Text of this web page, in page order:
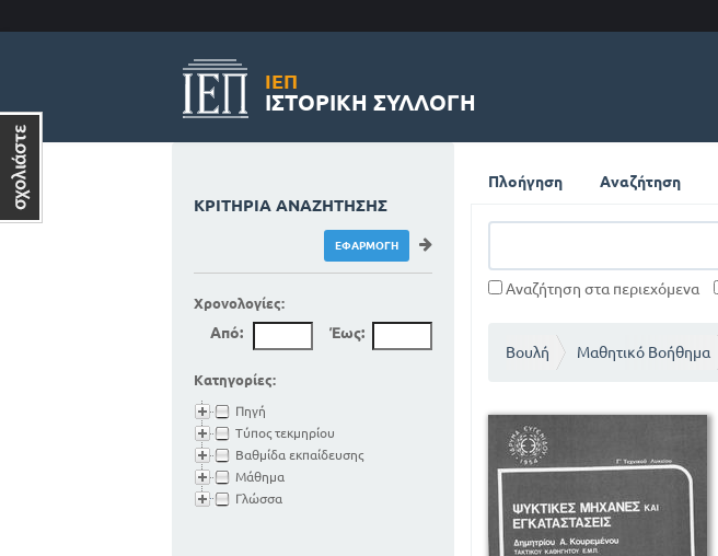
ΙΕΠ
ΙΣΤΟΡΙΚΉ ΣΥΛΛΟΓΉ
Πλοήγηση Αναζήτηση
Αναζήτηση στα περιεχόμενα
Βουλή Μαθητικό Βοήθημα
ΚΡΙΤΉΡΙΑ ΑΝΑΖΉΤΗΣΗΣ
Χρονολογίες:
Από: Έως:
Κατηγορίες:
Πηγή
Τύπος τεκμηρίου
Βαθμίδα εκπαίδευσης
Μάθημα
Γλώσσα